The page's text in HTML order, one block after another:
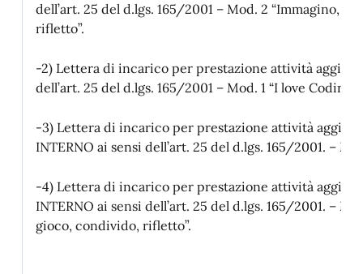
dell’art. 25 del d.lgs. 165/2001 – Mod. 2 “Immagino,
rifletto”.
-2) Lettera di incarico per prestazione attività
dell’art. 25 del d.lgs. 165/2001 – Mod. 1 “I love Coding”
-3) Lettera di incarico per prestazione attività
INTERNO ai sensi dell’art. 25 del d.lgs. 165/2001. –
-4) Lettera di incarico per prestazione attività
INTERNO ai sensi dell’art. 25 del d.lgs. 165/2001. –
gioco, condivido, rifletto”.